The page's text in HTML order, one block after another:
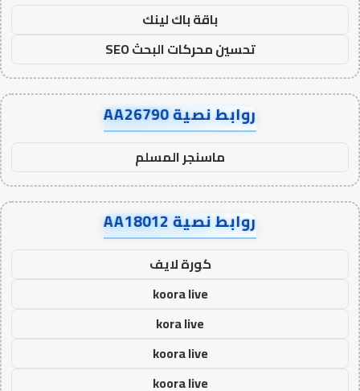
باقة باك لينك
تحسين محركات البحث SEO
روابط نصية AA26790
ماسنجر المسلم
روابط نصية AA18012
كورة لايف
koora live
kora live
koora live
koora live